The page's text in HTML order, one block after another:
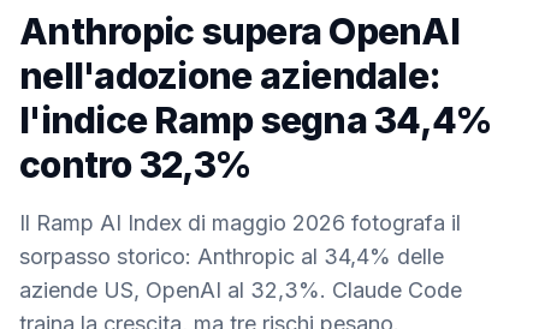
Anthropic supera OpenAI
nell'adozione aziendale:
l'indice Ramp segna 34,4%
contro 32,3%
Il Ramp AI Index di maggio 2026 fotografa il
sorpasso storico: Anthropic al 34,4% delle
aziende US, OpenAI al 32,3%. Claude Code
traina la crescita, ma tre rischi pesano.